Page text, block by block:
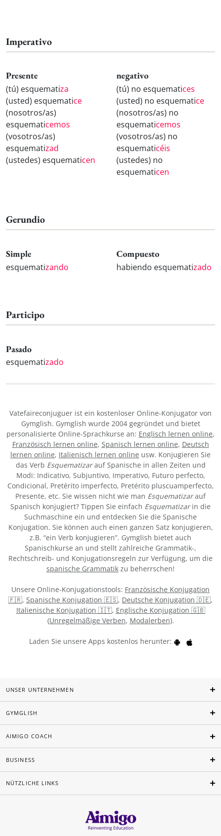
Imperativo
Presente
(tú) esquematiza
(usted) esquematice
(nosotros/as)
esquematicemos
(vosotros/as)
esquematizad
(ustedes) esquematicen
negativo
(tú) no esquematices
(usted) no esquematice
(nosotros/as) no
esquematicemos
(vosotros/as) no
esquematicéis
(ustedes) no
esquematicen
Gerundio
Simple
esquematizando
Compuesto
habiendo esquematizado
Participo
Pasado
esquematizado
Vatefaireconjuguer ist ein kostenloser Online-Konjugator von
Gymglish. Gymglish wurde 2004 gegründet und bietet
personalisierte Online-Sprachkurse an: Englisch lernen online,
Französisch lernen online, Spanisch lernen online, Deutsch
lernen online, Italienisch lernen online usw. Konjugieren Sie
das Verb Esquematizarauf Spanische in allen Zeiten und
Modi: Indicativo, Subjuntivo, Imperativo, Futuro perfecto,
Condicional, Pretérito imperfecto, Pretérito pluscuamperfecto,
Presente, etc. Sie wissen nicht wie man Esquematizarauf
Spanisch konjugiert? Tippen Sie einfach Esquematizarin die
Suchmaschine ein und entdecken Sie die Spanische
Konjugation. Sie können auch einen ganzen Satz konjugieren,
z.B. “ein Verb konjugieren”. Gymglish bietet auch
Spanischkurse an und stellt zahlreiche Grammatik-,
Rechtschreib- und Konjugationsregeln zur Verfügung, um die
spanische Grammatik zu beherrschen!
Unsere Online-Konjugationstools: Französische Konjugation
🇫🇷, Spanische Konjugation 🇪🇸, Deutsche Konjugation 🇩🇪,
Italienische Konjugation 🇮🇹, Englische Konjugation 🇬🇧
(Unregelmäßige Verben, Modalerben).
Laden Sie unsere Apps kostenlos herunter:
UNSER UNTERNEHMEN
GYMGLISH
AIMIGO COACH
BUSINESS
NÜTZLICHE LINKS